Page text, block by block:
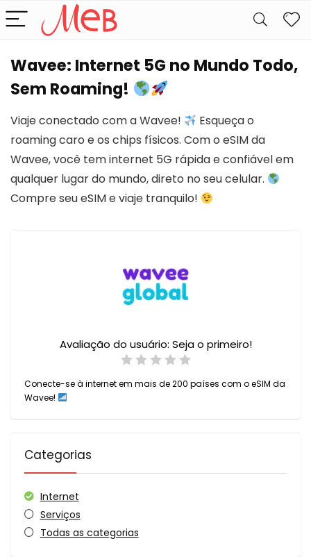
Wavee: Internet 5G no Mundo Todo,
Sem Roaming!
Viaje conectado com a Wavee!
Esqueça o
roaming caro e os chips físicos. Com o eSIM da
Wavee, você tem internet 5G rápida e confiável em
qualquer lugar do mundo, direto no seu celular.
Compre seu eSIM e viaje tranquilo!
Avaliação do usuário: Seja o primeiro!
Conecte-se à internet em mais de 200 países com o eSIM da
Wavee!
Categorias
Internet
Serviços
Todas as categorias